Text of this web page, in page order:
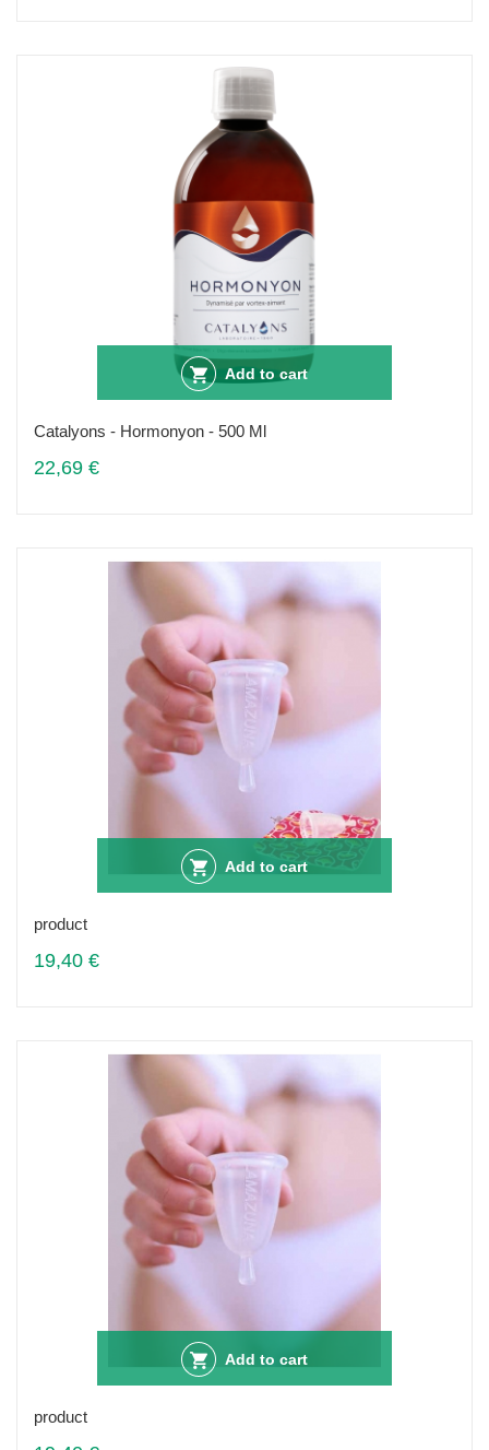
Add to cart
Catalyons - Hormonyon - 500 Ml
22,69 €
Add to cart
product
19,40 €
Add to cart
product